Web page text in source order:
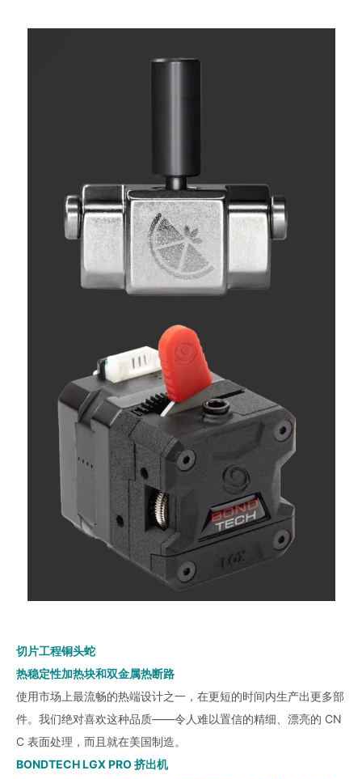
切片工程铜头蛇
热稳定性加热块和双金属热断路
使用市场上最流畅的热端设计之一，在更短的时间内生产出更多部
件。我们绝对喜欢这种品质——令人难以置信的精细、漂亮的 CN
C 表面处理，而且就在美国制造。
BONDTECH LGX PRO 挤出机